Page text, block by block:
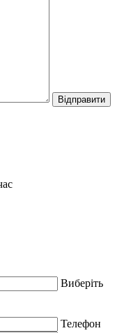
Виберіть
Телефон